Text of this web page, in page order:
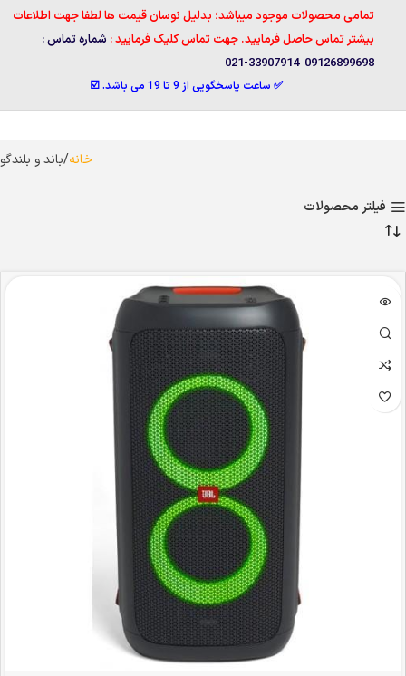
تمامی محصولات موجود میباشد؛ بدلیل نوسان قیمت ها لطفا جهت اطلاعات
بیشتر تماس حاصل فرمایید. جهت تماس کلیک فرمایید : شماره تماس :
09126899698 33907914-021
✅ ساعت پاسخگویی از 9 تا 19 می باشد. ☑️
خانه باند و بلندگو
فیلتر محصولات